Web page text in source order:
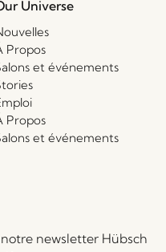
Universe
Propos
et événements
Propos
et événements
newsletter Hübsch